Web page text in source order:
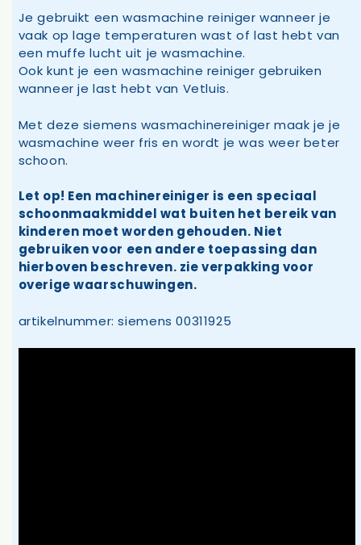
Je gebruikt een wasmachine reiniger wanneer je
vaak op lage temperaturen wast of last hebt van
een muffe lucht uit je wasmachine.
Ook kunt je een wasmachine reiniger gebruiken
wanneer je last hebt van Vetluis.
Met deze siemens wasmachinereiniger maak je je
wasmachine weer fris en wordt je was weer beter
schoon.
Let op! Een machinereiniger is een speciaal
schoonmaakmiddel wat buiten het bereik van
kinderen moet worden gehouden. Niet
gebruiken voor een andere toepassing dan
hierboven beschreven. zie verpakking voor
overige waarschuwingen.
artikelnummer: siemens 00311925